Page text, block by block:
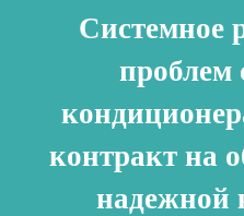
Системное
контракт на
надежной